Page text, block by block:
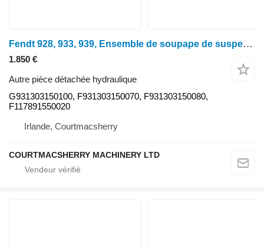
Fendt 928, 933, 939, Ensemble de soupape de suspension avant G931303150100, F93130 pour tracteur à roues
1.850 €
Autre pièce détachée hydraulique
G931303150100, F931303150070, F931303150080,
F117891550020
Irlande, Courtmacsherry
COURTMACSHERRY MACHINERY LTD